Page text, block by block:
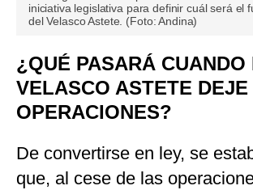
iniciativa legislativa para definir cuál será el
del Velasco Astete. (Foto: Andina)
¿QUÉ PASARÁ CUANDO
VELASCO ASTETE DEJE
OPERACIONES?
De convertirse en ley, se
que, al cese de las